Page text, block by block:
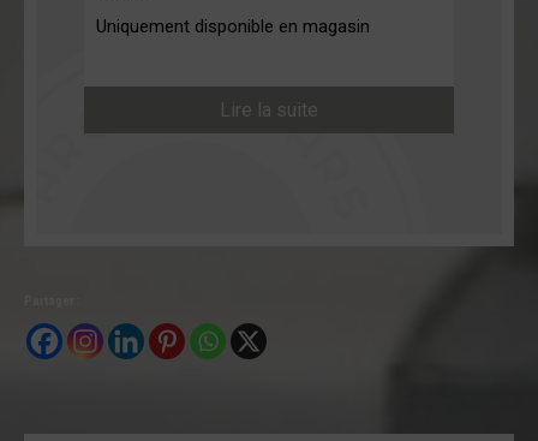
Uniquement disponible en magasin
Lire la suite